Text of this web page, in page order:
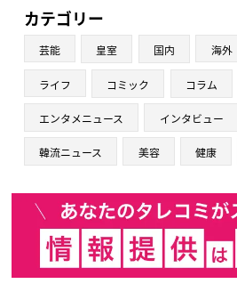
カテゴリー
芸能 皇室 国内 海外
ライフ コミック コラム
エンタメニュース インタビュー
韓流ニュース 美容 健康